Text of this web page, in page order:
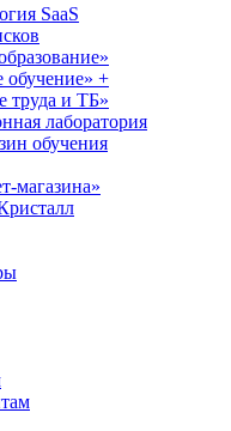
SaaS
обучение» +
труда и ТБ»
лаборатория
обучения
магазина»